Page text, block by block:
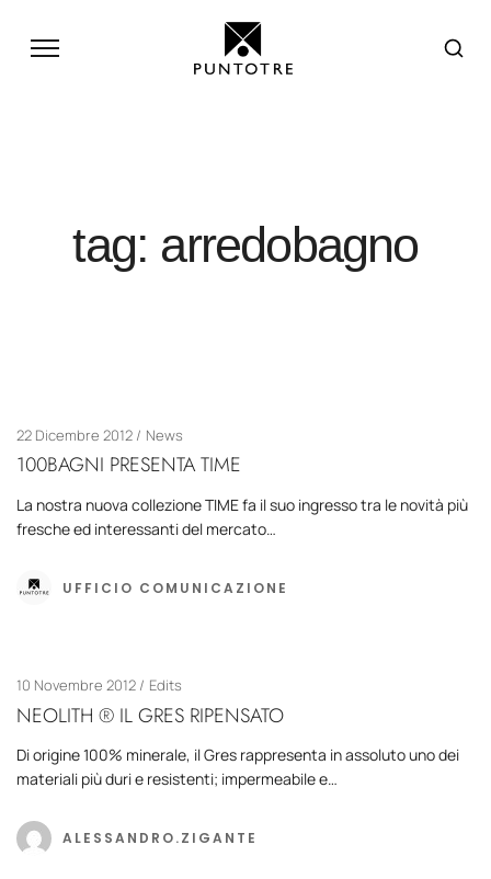
tag: arredobagno
22 Dicembre 2012 News
100BAGNI PRESENTA TIME
La nostra nuova collezione TIME fa il suo ingresso tra le novità più
fresche ed interessanti del mercato…
UFFICIO COMUNICAZIONE
10 Novembre 2012 Edits
NEOLITH ® IL GRES RIPENSATO
Di origine 100% minerale, il Gres rappresenta in assoluto uno dei
materiali più duri e resistenti; impermeabile e…
ALESSANDRO.ZIGANTE